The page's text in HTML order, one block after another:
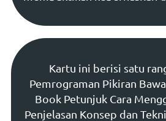
Kartu ini berisi satu
Pemrograman Pikiran
Book Petunjuk Cara
Penjelasan Konsep dan